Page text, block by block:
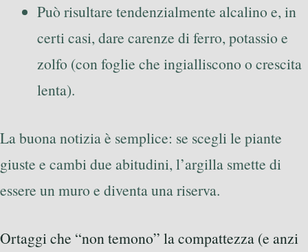
Può risultare tendenzialmente alcalino e, in
certi casi, dare carenze di ferro, potassio e
zolfo (con foglie che ingialliscono o crescita
lenta).
La buona notizia è semplice: se scegli le piante
giuste e cambi due abitudini, l’argilla smette di
essere un muro e diventa una riserva.
Ortaggi che “non temono” la compattezza (e anzi